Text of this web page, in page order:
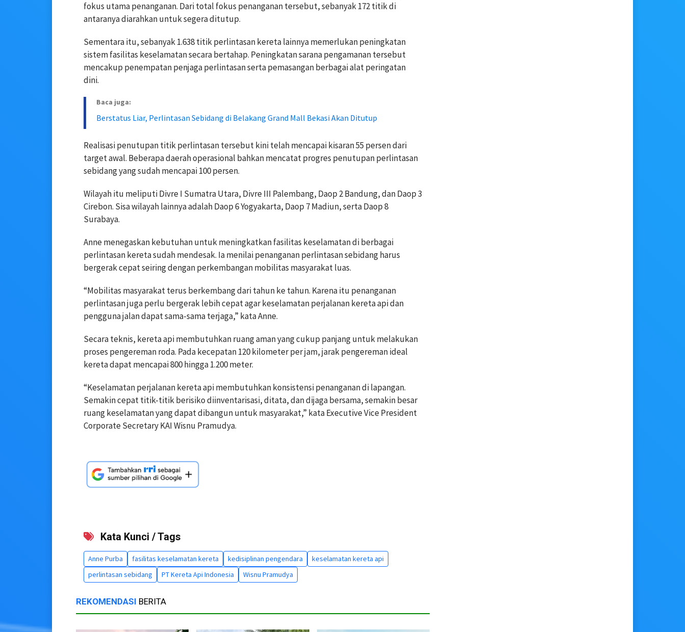
fokus utama penanganan. Dari total fokus penanganan tersebut, sebanyak 172 titik di
antaranya diarahkan untuk segera ditutup.
Sementara itu, sebanyak 1.638 titik perlintasan kereta lainnya memerlukan peningkatan
sistem fasilitas keselamatan secara bertahap. Peningkatan sarana pengamanan tersebut
mencakup penempatan penjaga perlintasan serta pemasangan berbagai alat peringatan
dini.
Baca juga:
Berstatus Liar, Perlintasan Sebidang di Belakang Grand Mall Bekasi Akan Ditutup
Realisasi penutupan titik perlintasan tersebut kini telah mencapai kisaran 55 persen dari
target awal. Beberapa daerah operasional bahkan mencatat progres penutupan perlintasan
sebidang yang sudah mencapai 100 persen.
Wilayah itu meliputi Divre I Sumatra Utara, Divre III Palembang, Daop 2 Bandung, dan Daop 3
Cirebon. Sisa wilayah lainnya adalah Daop 6 Yogyakarta, Daop 7 Madiun, serta Daop 8
Surabaya.
Anne menegaskan kebutuhan untuk meningkatkan fasilitas keselamatan di berbagai
perlintasan kereta sudah mendesak. Ia menilai penanganan perlintasan sebidang harus
bergerak cepat seiring dengan perkembangan mobilitas masyarakat luas.
“Mobilitas masyarakat terus berkembang dari tahun ke tahun. Karena itu penanganan
perlintasan juga perlu bergerak lebih cepat agar keselamatan perjalanan kereta api dan
pengguna jalan dapat sama-sama terjaga,” kata Anne.
Secara teknis, kereta api membutuhkan ruang aman yang cukup panjang untuk melakukan
proses pengereman roda. Pada kecepatan 120 kilometer per jam, jarak pengereman ideal
kereta dapat mencapai 800 hingga 1.200 meter.
“Keselamatan perjalanan kereta api membutuhkan konsistensi penanganan di lapangan.
Semakin cepat titik-titik berisiko diinventarisasi, ditata, dan dijaga bersama, semakin besar
ruang keselamatan yang dapat dibangun untuk masyarakat,” kata Executive Vice President
Corporate Secretary KAI Wisnu Pramudya.
Kata Kunci / Tags
Anne Purba fasilitas keselamatan kereta kedisiplinan pengendara
keselamatan kereta api
perlintasan sebidang
PT Kereta Api Indonesia Wisnu Pramudya
REKOMENDASI BERITA